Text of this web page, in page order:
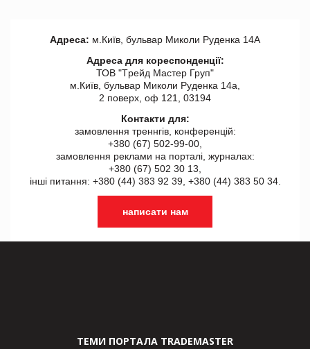
Адреса: м.Київ, бульвар Миколи Руденка 14А
Адреса для кореспонденції:
ТОВ "Tрейд Мастер Груп"
м.Київ, бульвар Миколи Руденка 14а,
2 поверх, оф 121, 03194
Контакти для:
замовлення треннгів, конференцій:
+380 (67) 502-99-00,
замовлення реклами на порталі, журналах:
+380 (67) 502 30 13,
інші питання: +380 (44) 383 92 39, +380 (44) 383 50 34.
написати нам
ТЕМИ ПОРТАЛА TRADEMASTER